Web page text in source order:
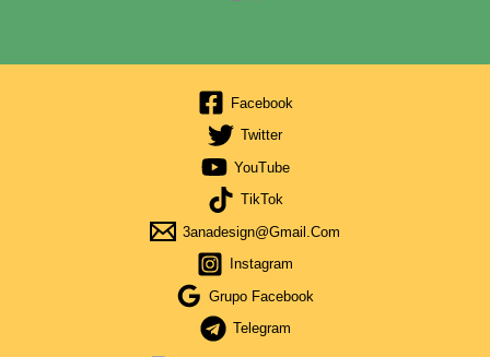
Facebook
Twitter
YouTube
TikTok
3anadesign@gmail.com
Instagram
Grupo Facebook
Telegram